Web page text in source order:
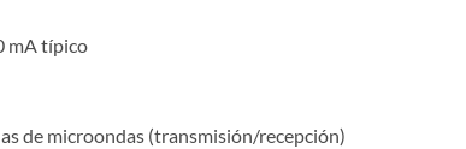
mA típico
de microondas (transmisión/recepción)